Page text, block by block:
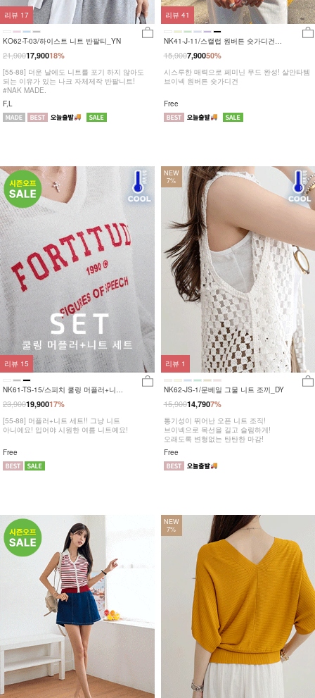
KO62-T-03/하이스트 니트 반팔티_YN
18%
21,90017,900
[55-88] 더운 날에도 니트를 포기 하지 않아도
되는 이유가 있는 나크 자체제작 반팔니트!
#NAK MADE.
F,L
리뷰 17
NK41-J-11/스캘럽 원버튼 숏가디건
_JY,HR
50%
15,9007,900
시스루한 매력으로 페미닌 무드 완성! 살안타템
브이넥 원버튼 숏가디건
Free
리뷰 41
NK61-TS-15/스피치 쿨링 머플러+니트
세트_YN
17%
23,90019,900
[55-88] 머플러+니트 세트!! 그냥 니트
아니에요! 입어야 시원한 여름 니트예요!
Free
리뷰 15
NEW
7%
NK62-JS-1/문베일 그물 니트 조끼_DY
7%
15,90014,790
통기성이 뛰어난 오픈 니트 조직!
브이넥으로 목선을 길고 슬림하게!
오래도록 변형없는 탄탄한 마감!
Free
리뷰 1
NEW
7%